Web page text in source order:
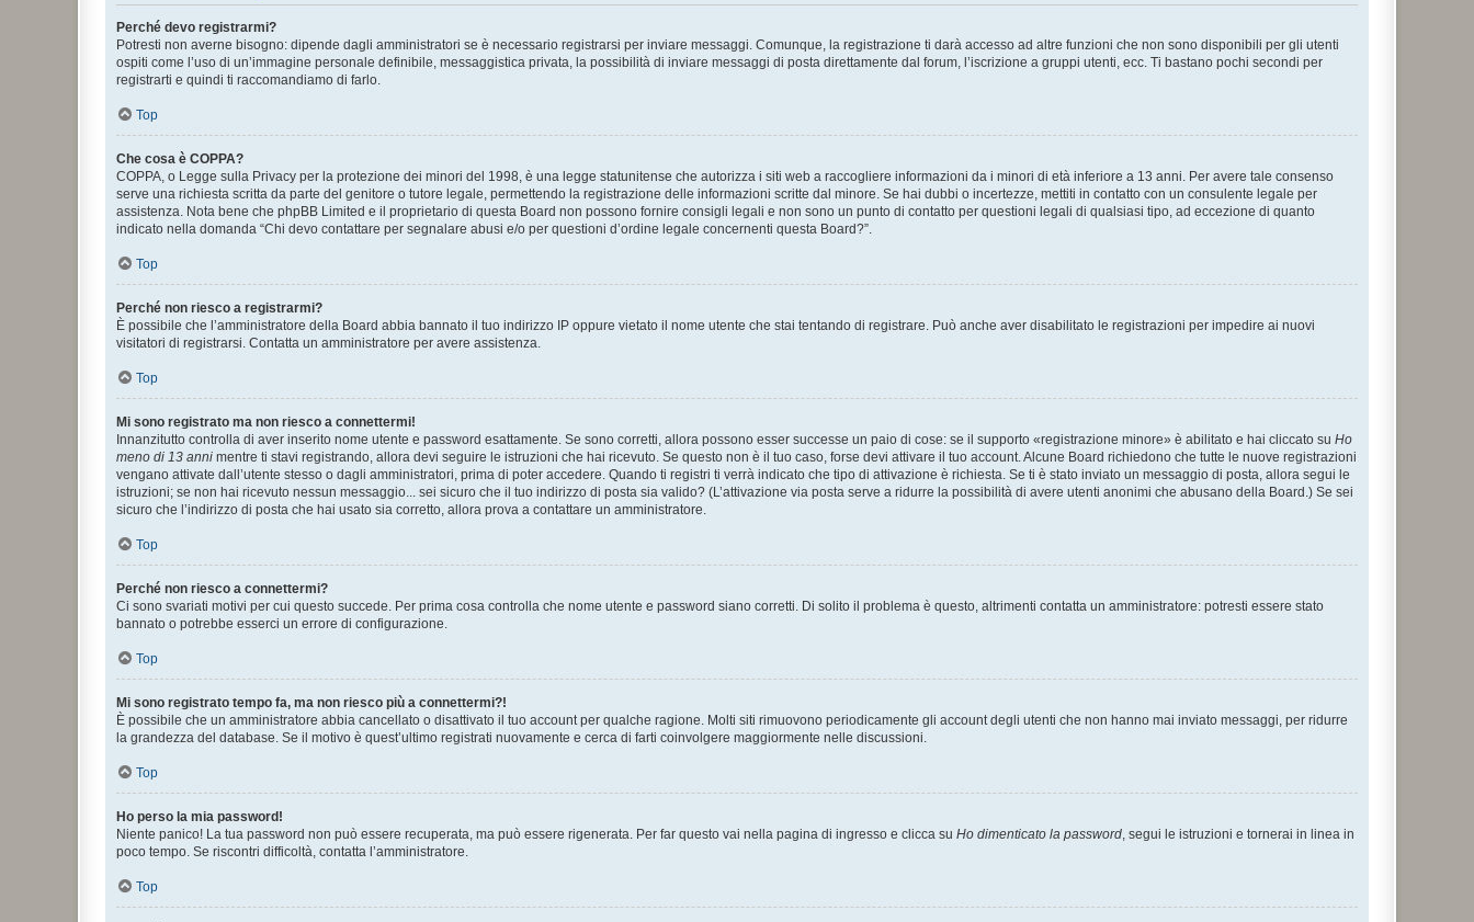
Perché devo registrarmi?
Potresti non averne bisogno: dipende dagli amministratori se è necessario registrarsi per inviare messaggi. Comunque, la registrazione ti darà accesso ad altre funzioni che non sono disponibili per gli utenti
ospiti come l’uso di un’immagine personale definibile, messaggistica privata, la possibilità di inviare messaggi di posta direttamente dal forum, l’iscrizione a gruppi utenti, ecc. Ti bastano pochi secondi per
registrarti e quindi ti raccomandiamo di farlo.
Top
Che cosa è COPPA?
COPPA, o Legge sulla Privacy per la protezione dei minori del 1998, è una legge statunitense che autorizza i siti web a raccogliere informazioni da i minori di età inferiore a 13 anni. Per avere tale consenso
serve una richiesta scritta da parte del genitore o tutore legale, permettendo la registrazione delle informazioni scritte dal minore. Se hai dubbi o incertezze, mettiti in contatto con un consulente legale per
assistenza. Nota bene che phpBB Limited e il proprietario di questa Board non possono fornire consigli legali e non sono un punto di contatto per questioni legali di qualsiasi tipo, ad eccezione di quanto
indicato nella domanda “Chi devo contattare per segnalare abusi e/o per questioni d’ordine legale concernenti questa Board?”.
Top
Perché non riesco a registrarmi?
È possibile che l’amministratore della Board abbia bannato il tuo indirizzo IP oppure vietato il nome utente che stai tentando di registrare. Può anche aver disabilitato le registrazioni per impedire ai nuovi
visitatori di registrarsi. Contatta un amministratore per avere assistenza.
Top
Mi sono registrato ma non riesco a connettermi!
Innanzitutto controlla di aver inserito nome utente e password esattamente. Se sono corretti, allora possono esser successe un paio di cose: se il supporto «registrazione minore» è abilitato e hai cliccato su Ho
meno di 13 anni mentre ti stavi registrando, allora devi seguire le istruzioni che hai ricevuto. Se questo non è il tuo caso, forse devi attivare il tuo account. Alcune Board richiedono che tutte le nuove registrazioni
vengano attivate dall’utente stesso o dagli amministratori, prima di poter accedere. Quando ti registri ti verrà indicato che tipo di attivazione è richiesta. Se ti è stato inviato un messaggio di posta, allora segui le
istruzioni; se non hai ricevuto nessun messaggio... sei sicuro che il tuo indirizzo di posta sia valido? (L’attivazione via posta serve a ridurre la possibilità di avere utenti anonimi che abusano della Board.) Se sei
sicuro che l’indirizzo di posta che hai usato sia corretto, allora prova a contattare un amministratore.
Top
Perché non riesco a connettermi?
Ci sono svariati motivi per cui questo succede. Per prima cosa controlla che nome utente e password siano corretti. Di solito il problema è questo, altrimenti contatta un amministratore: potresti essere stato
bannato o potrebbe esserci un errore di configurazione.
Top
Mi sono registrato tempo fa, ma non riesco più a connettermi?!
È possibile che un amministratore abbia cancellato o disattivato il tuo account per qualche ragione. Molti siti rimuovono periodicamente gli account degli utenti che non hanno mai inviato messaggi, per ridurre
la grandezza del database. Se il motivo è quest’ultimo registrati nuovamente e cerca di farti coinvolgere maggiormente nelle discussioni.
Top
Ho perso la mia password!
Niente panico! La tua password non può essere recuperata, ma può essere rigenerata. Per far questo vai nella pagina di ingresso e clicca su Ho dimenticato la password, segui le istruzioni e tornerai in linea in
poco tempo. Se riscontri difficoltà, contatta l’amministratore.
Top